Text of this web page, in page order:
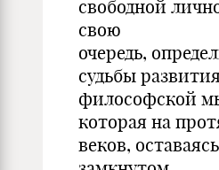
свободной
свою
очередь,
судьбы
философской
которая на
веков,